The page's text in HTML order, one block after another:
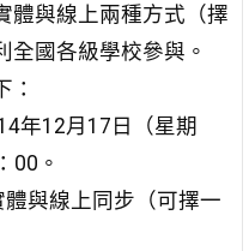
體與線上兩種方式（擇
全國各級學校參與。
：
年12月17日（星期
00。
與線上同步（可擇一